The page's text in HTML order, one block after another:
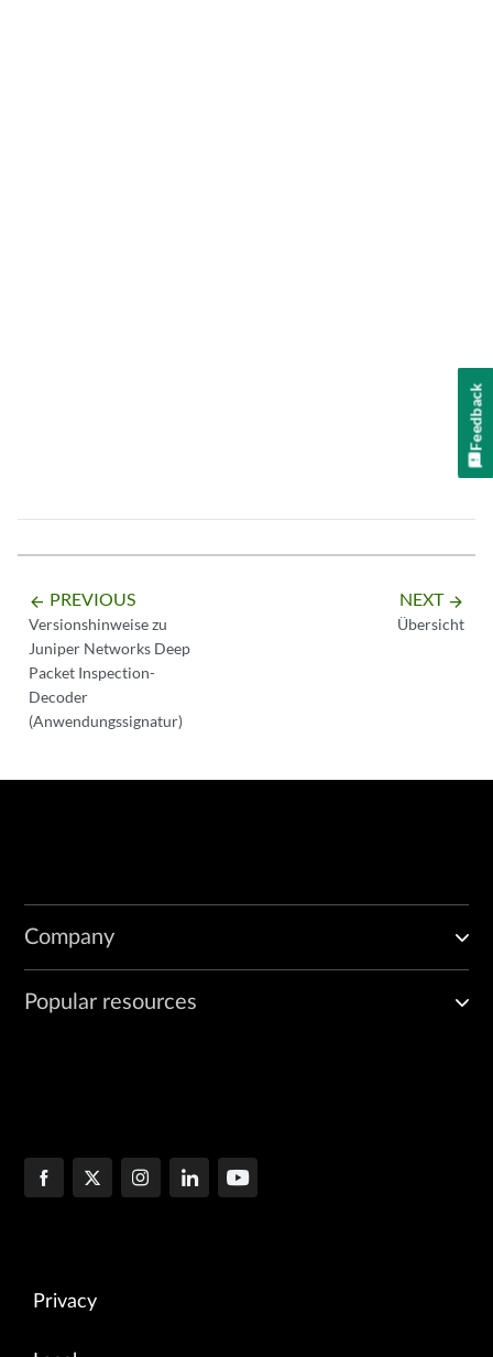
arrow_backward PREVIOUS
Versionshinweise zu
Juniper Networks Deep
Packet Inspection-
Decoder
(Anwendungssignatur)
NEXT arrow_forward
Übersicht
Company
Popular resources
Privacy
Feedback